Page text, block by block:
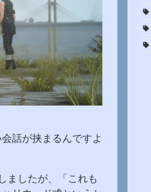
話が挟まるんですよ
ましたが、「これも